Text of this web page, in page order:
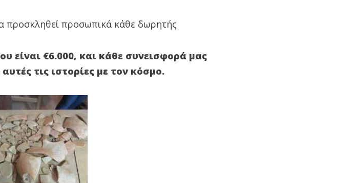
προσκληθεί προσωπικά κάθε δωρητής
είναι €6.000, και κάθε συνεισφορά μας
τις ιστορίες με τον κόσμο.